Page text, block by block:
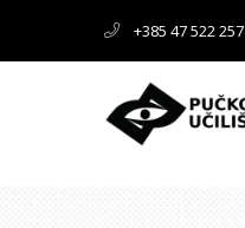
+385 47 522 257